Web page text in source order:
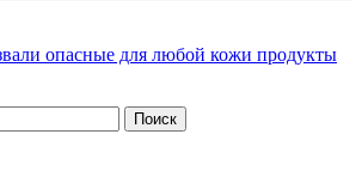
опасные для любой кожи продукты